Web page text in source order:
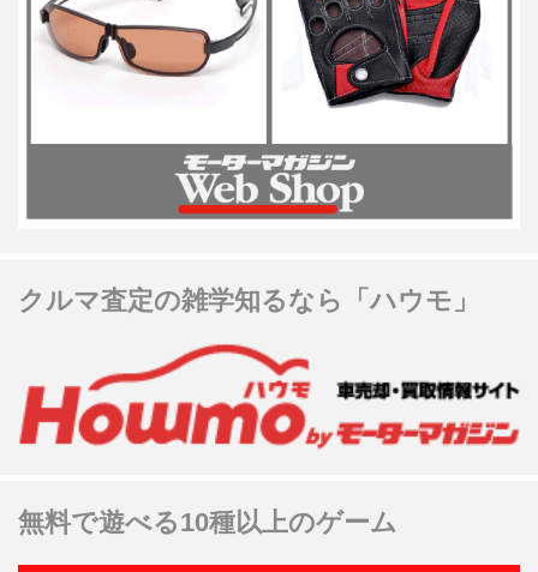
クルマ査定の雑学知るなら「ハウモ」
無料で遊べる10種以上のゲーム